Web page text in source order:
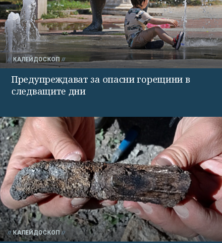
КАЛЕЙДОСКОП
Предупреждават за опасни горещини в
следващите дни
КАЛЕЙДОСКОП